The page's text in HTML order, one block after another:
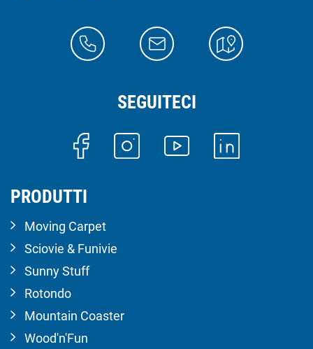
SEGUITECI
PRODUTTI
Moving Carpet
Sciovie & Funivie
Sunny Stuff
Rotondo
Mountain Coaster
Wood'n'Fun